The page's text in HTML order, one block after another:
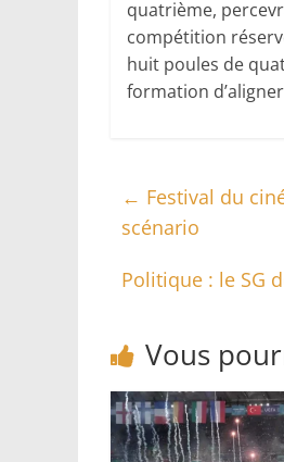
quatrième,
compétition
huit poules de
formation
← Festival du
scénario
Politique : le SG
Vous